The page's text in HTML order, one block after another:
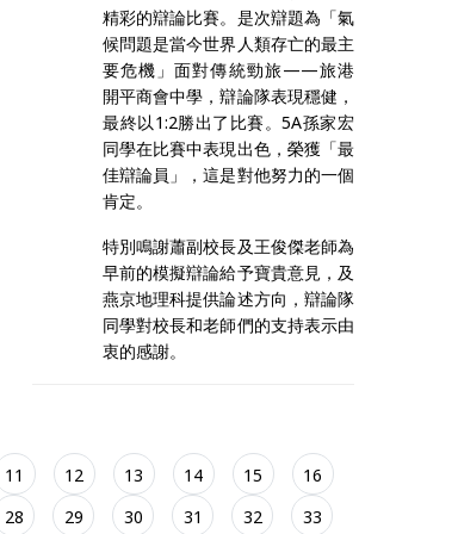
精彩的辯論比賽。是次辯題為「氣
候問題是當今世界人類存亡的最主
要危機」面對傳統勁旅——旅港
開平商會中學，辯論隊表現穩健，
最終以1:2勝出了比賽。5A孫家宏
同學在比賽中表現出色，榮獲「最
佳辯論員」，這是對他努力的一個
肯定。
特別鳴謝蕭副校長及王俊傑老師為
早前的模擬辯論給予寶貴意見，及
燕京地理科提供論述方向，辯論隊
同學對校長和老師們的支持表示由
衷的感謝。
11 12 13 14 15
16
28 29 30 31 32 33